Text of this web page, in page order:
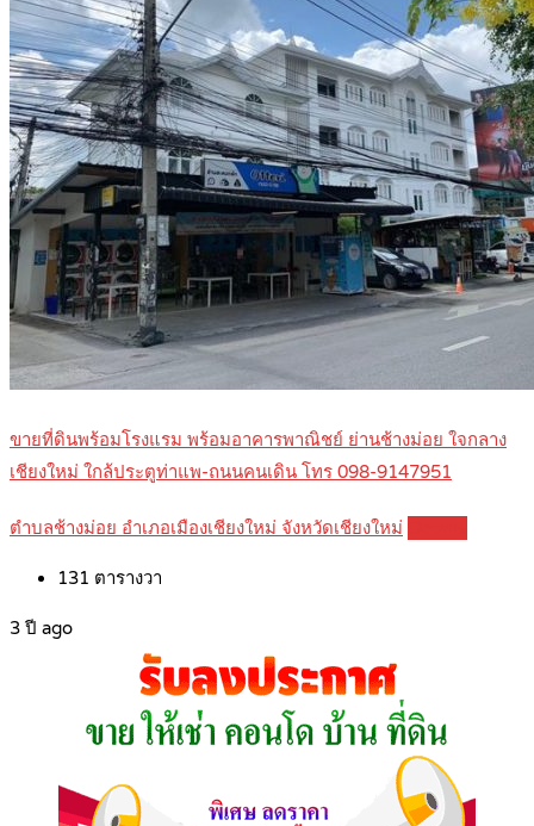
ขายที่ดินพร้อมโรงแรม พร้อมอาคารพาณิชย์ ย่านช้างม่อย ใจกลาง
เชียงใหม่ ใกล้ประตูท่าแพ-ถนนคนเดิน โทร 098-9147951
ตำบลช้างม่อย อำเภอเมืองเชียงใหม่ จังหวัดเชียงใหม่
131 ตารางวา
3 ปี ago